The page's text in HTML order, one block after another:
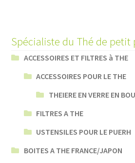
Spécialiste du Thé de petit
ACCESSOIRES ET FILTRES à THE
ACCESSOIRES POUR LE THE
THEIERE EN VERRE EN
FILTRES A THE
USTENSILES POUR LE PUERH
BOITES A THE FRANCE/JAPON